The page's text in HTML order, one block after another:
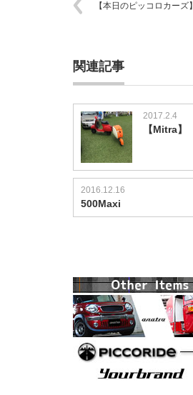
【本日のピッコロカーズ】
関連記事
2017.2.4
【Mitra】
2016.12.16
500Maxi